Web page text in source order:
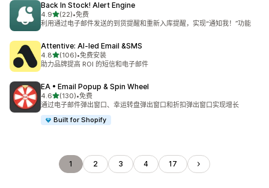
Back In Stock! Alert Engine
4.9星（满分 5 星）
(22)
总共 22 条评论
•免费
利用通过电子邮件发送的到货提醒和重新入库提醒，实现“通知我！”功能
Attentive: AI‑led Email &SMS
4.8星（满分 5 星）
(106)
总共 106 条评论
•免费安装
助力品牌提高 ROI 的短信和电子邮件
EA • Email Popup & Spin Wheel
4.6星（满分 5 星）
(130)
总共 130 条评论
•免费
通过电子邮件弹出窗口、幸运转盘弹出窗口和折扣弹出窗口实现增长
Built for Shopify
1 2 3 4 17